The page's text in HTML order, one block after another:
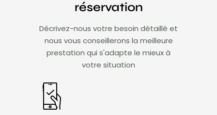
réservation
Décrivez-nous votre besoin détaillé et
nous vous conseillerons la meilleure
prestation qui s'adapte le mieux à
votre situation​